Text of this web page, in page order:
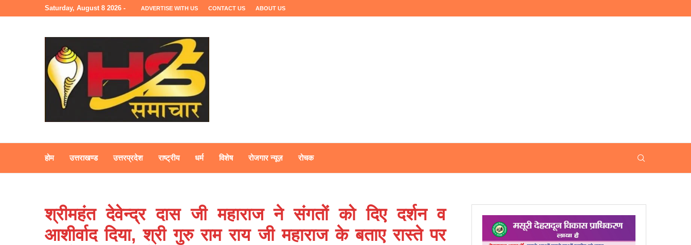
Saturday, August 8 2026 - ADVERTISE WITH US CONTACT US ABOUT US
होम उत्तराखण्ड उत्तरप्रदेश राष्ट्रीय धर्म विशेष रोजगार न्यूज़ रोचक
श्रीमहंत देवेन्द्र दास जी महाराज ने संगतों को दिए दर्शन व
आशीर्वाद दिया, श्री गुरु राम राय जी महाराज के बताए रास्ते पर